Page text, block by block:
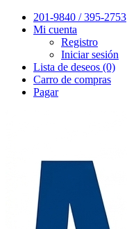
201-9840 / 395-2753
Mi cuenta
Registro
Iniciar sesión
Lista de deseos (0)
Carro de compras
Pagar